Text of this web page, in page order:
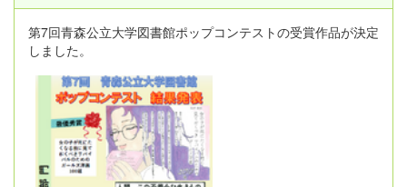
第7回青森公立大学図書館ポップコンテストの受賞作品が決定
しました。